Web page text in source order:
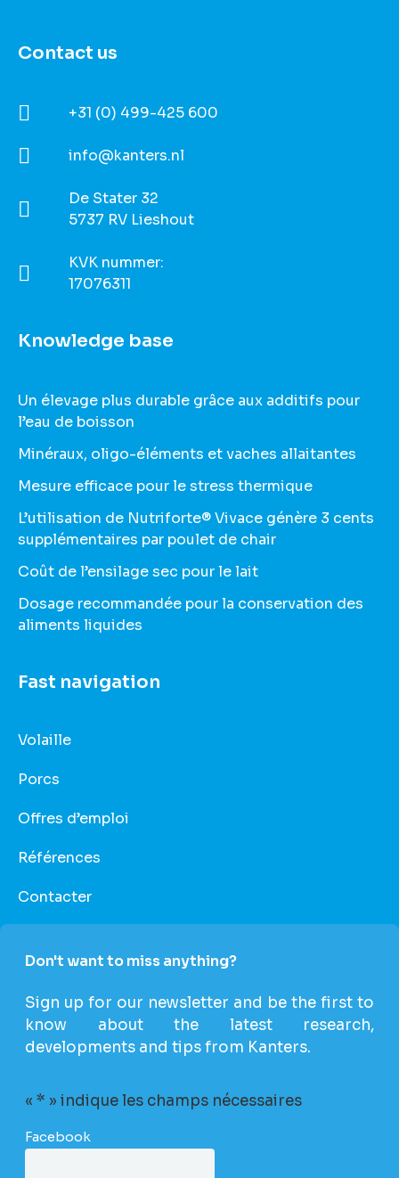
Contact us
+31 (0) 499-425 600
info@kanters.nl
De Stater 32
5737 RV Lieshout
KVK nummer:
17076311
Knowledge base
Un élevage plus durable grâce aux additifs pour
l’eau de boisson
Minéraux, oligo-éléments et vaches allaitantes
Mesure efficace pour le stress thermique
L’utilisation de Nutriforte® Vivace génère 3 cents
supplémentaires par poulet de chair
Coût de l’ensilage sec pour le lait
Dosage recommandée pour la conservation des
aliments liquides
Fast navigation
Volaille
Porcs
Offres d’emploi
Références
Contacter
Don't want to miss anything?
Sign up for our newsletter and be the first to
know about the latest research,
developments and tips from Kanters.
« * » indique les champs nécessaires
Facebook